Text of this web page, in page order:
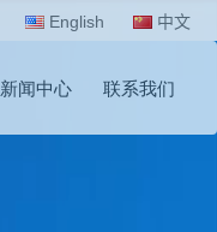
English 中文
新闻中心 联系我们